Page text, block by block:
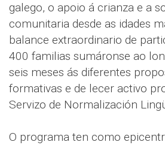
galego, o apoio á crianza e a
comunitaria desde as idades
balance extraordinario de
400 familias sumáronse ao
seis meses ás diferentes
formativas e de lecer activo
Servizo de Normalización
O programa ten como